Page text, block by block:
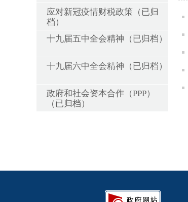
应对新冠疫情财税政策（已归
档）
十九届五中全会精神（已归档）
十九届六中全会精神（已归档）
政府和社会资本合作（PPP）
（已归档）